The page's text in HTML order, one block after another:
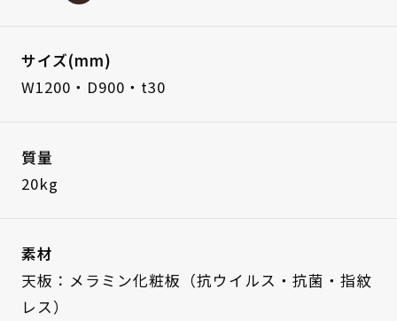
サイズ(mm)
W1200・D900・t30
質量
20kg
素材
天板：メラミン化粧板（抗ウイルス・抗菌・指紋
レス）